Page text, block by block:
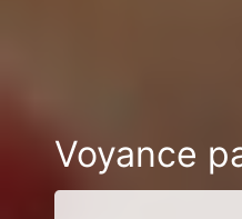
Voyance